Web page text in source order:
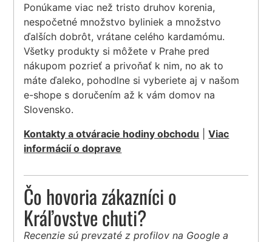
Ponúkame viac než tristo druhov korenia,
nespočetné množstvo byliniek a množstvo
ďalších dobrôt, vrátane celého kardamómu.
Všetky produkty si môžete v Prahe pred
nákupom pozrieť a privoňať k nim, no ak to
máte ďaleko, pohodlne si vyberiete aj v našom
e-shope s doručením až k vám domov na
Slovensko.
Kontakty a otváracie hodiny obchodu |Viac
informácií o doprave
Čo hovoria zákazníci o
Kráľovstve chuti?
Recenzie sú prevzaté z profilov na Google a